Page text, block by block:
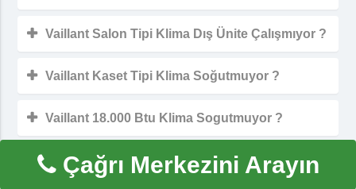
Vaillant Salon Tipi Klima Dış Ünite Çalışmıyor ?
Vaillant Kaset Tipi Klima Soğutmuyor ?
Vaillant 18.000 Btu Klima Sogutmuyor ?
Vaillant Klima İyi Soğutmuyor ?
Çağrı Merkezini Arayın